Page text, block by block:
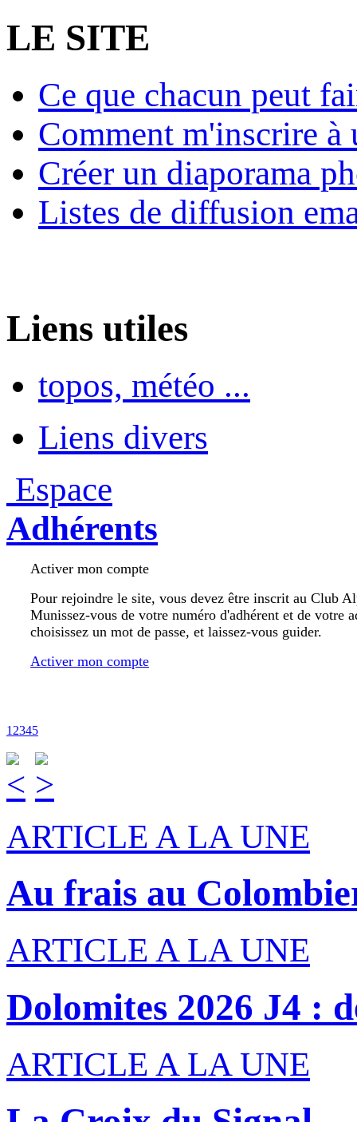
LE SITE
Ce que chacun peut
Comment m'inscrire à
Créer un diaporama
Listes de diffusion
Liens utiles
topos, météo ...
Liens divers
Espace
Adhérents
Activer mon compte
Pour rejoindre le site, vous devez être inscrit au Club
Munissez-vous de votre numéro d'adhérent et de votre
choisissez un mot de passe, et laissez-vous guider.
Activer mon compte
1 2345
ARTICLE A LA UNE
Au frais au
ARTICLE A LA UNE
Dolomites 2026 J4 :
ARTICLE A LA UNE